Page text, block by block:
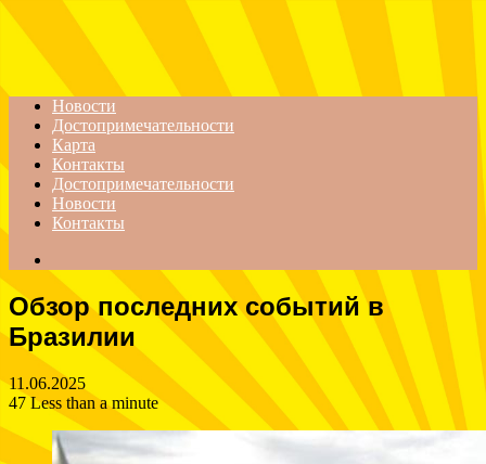
Menu
Новости
Достопримечательности
Карта
Контакты
Достопримечательности
Новости
Контакты
for
Обзор последних событий в
Бразилии
11.06.2025
47 Less than a minute